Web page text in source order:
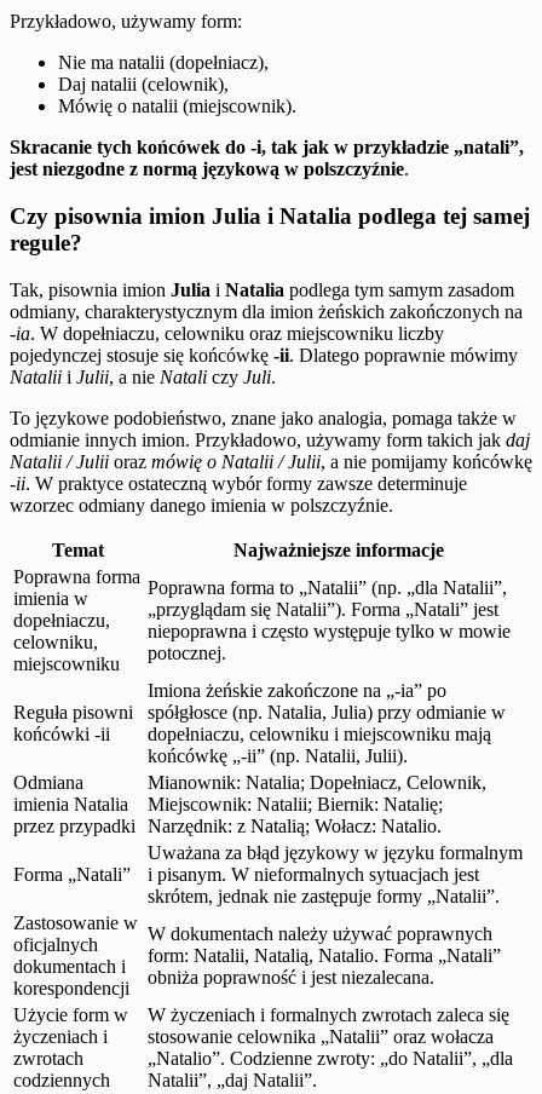
Przykładowo, używamy form:
Nie ma natalii (dopełniacz),
Daj natalii (celownik),
Mówię o natalii (miejscownik).
Skracanie tych końcówek do -i, tak jak w przykładzie „natali”,
jest niezgodne z normą językową w polszczyźnie.
Czy pisownia imion Julia i Natalia podlega tej samej
regule?
Tak, pisownia imion Julia i Natalia podlega tym samym zasadom
odmiany, charakterystycznym dla imion żeńskich zakończonych na
-ia. W dopełniaczu, celowniku oraz miejscowniku liczby
pojedynczej stosuje się końcówkę -ii. Dlatego poprawnie mówimy
Natalii i Julii, a nie Natali czy Juli.
To językowe podobieństwo, znane jako analogia, pomaga także w
odmianie innych imion. Przykładowo, używamy form takich jak daj
Natalii / Julii oraz mówię o Natalii / Julii, a nie pomijamy końcówkę
-ii. W praktyce ostateczną wybór formy zawsze determinuje
wzorzec odmiany danego imienia w polszczyźnie.
Temat
Najważniejsze informacje
Poprawna forma
imienia w
dopełniaczu,
celowniku,
miejscowniku
Poprawna forma to „Natalii” (np. „dla Natalii”,
„przyglądam się Natalii”). Forma „Natali” jest
niepoprawna i często występuje tylko w mowie
potocznej.
Reguła pisowni
końcówki -ii
Imiona żeńskie zakończone na „-ia” po
spółgłosce (np. Natalia, Julia) przy odmianie w
dopełniaczu, celowniku i miejscowniku mają
końcówkę „-ii” (np. Natalii, Julii).
Odmiana
imienia Natalia
przez przypadki
Mianownik: Natalia; Dopełniacz, Celownik,
Miejscownik: Natalii; Biernik: Natalię;
Narzędnik: z Natalią; Wołacz: Natalio.
Forma „Natali”
Uważana za błąd językowy w języku formalnym
i pisanym. W nieformalnych sytuacjach jest
skrótem, jednak nie zastępuje formy „Natalii”.
Zastosowanie w
oficjalnych
dokumentach i
korespondencji
W dokumentach należy używać poprawnych
form: Natalii, Natalią, Natalio. Forma „Natali”
obniża poprawność i jest niezalecana.
Użycie form w
życzeniach i
zwrotach
codziennych
W życzeniach i formalnych zwrotach zaleca się
stosowanie celownika „Natalii” oraz wołacza
„Natalio”. Codzienne zwroty: „do Natalii”, „dla
Natalii”, „daj Natalii”.